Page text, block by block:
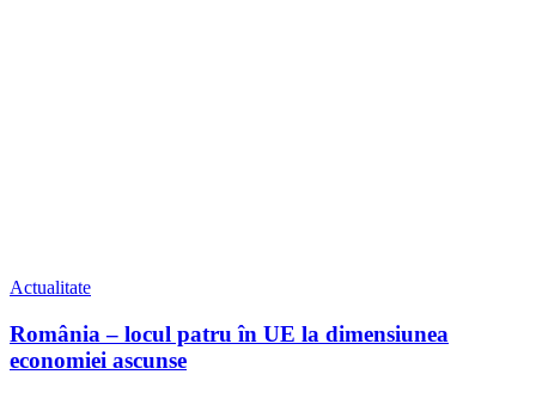
Actualitate
România – locul patru în UE la dimensiunea
economiei ascunse